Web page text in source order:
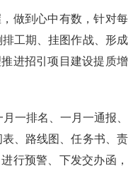
做到心中有数，针对每
工期、挂图作战、形成
进招引项目建设提质增
一排名、一月一通报、
、路线图、任务书、责
行预警、下发交办函，